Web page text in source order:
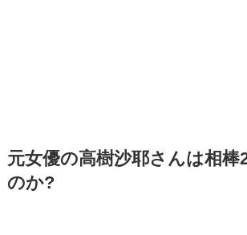
元女優の高樹沙耶さんは相棒
のか?